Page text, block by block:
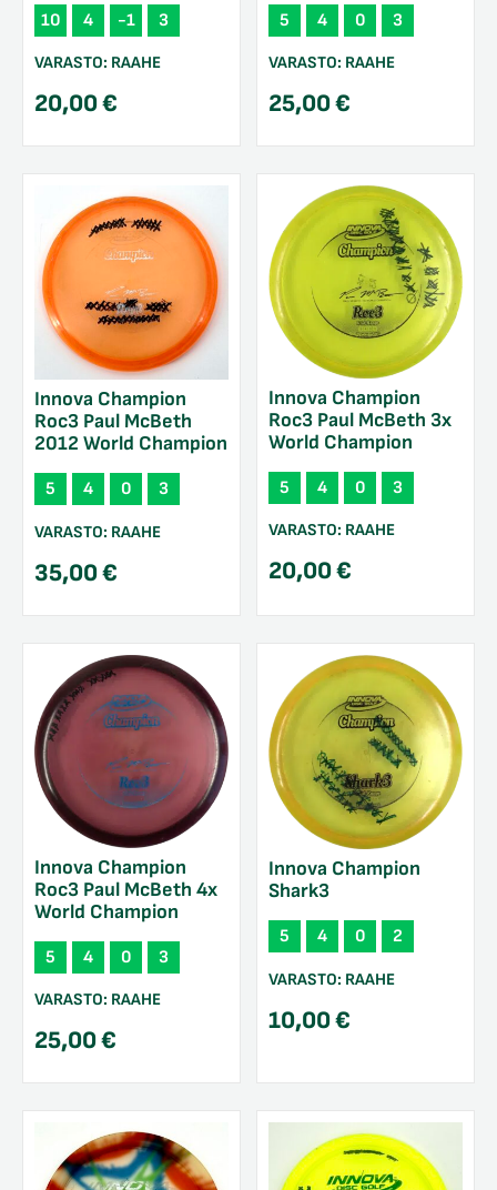
10 4 -1 3
VARASTO: RAAHE
20,00€
5 4 0 3
VARASTO: RAAHE
25,00€
Innova Champion
Roc3 Paul McBeth
2012 World Champion
5 4 0 3
VARASTO: RAAHE
35,00€
Innova Champion
Roc3 Paul McBeth 3x
World Champion
5 4 0 3
VARASTO: RAAHE
20,00€
Innova Champion
Roc3 Paul McBeth 4x
World Champion
5 4 0 3
VARASTO: RAAHE
25,00€
Innova Champion
Shark3
5 4 0 2
VARASTO: RAAHE
10,00€